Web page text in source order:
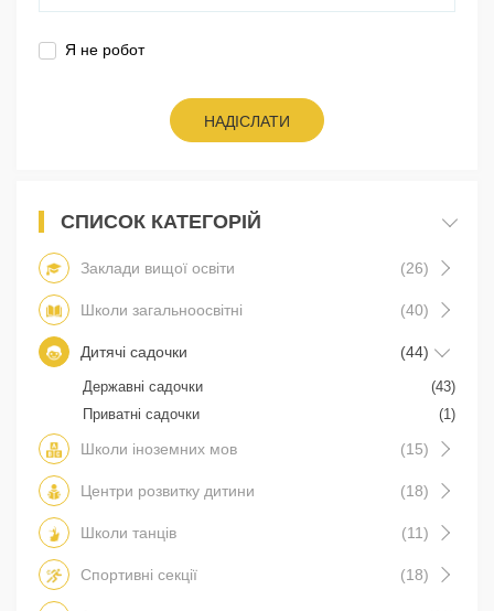
Я не робот
НАДІСЛАТИ
СПИСОК КАТЕГОРІЙ
Заклади вищої освіти (26)
Школи загальноосвітні (40)
Дитячі садочки (44)
Державні садочки
(43)
Приватні садочки
(1)
Школи іноземних мов (15)
Центри розвитку дитини (18)
Школи танців (11)
Спортивні секції (18)